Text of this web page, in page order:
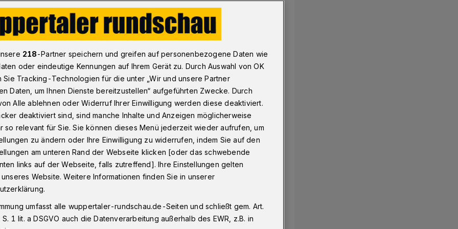
Für die 3. Liga braucht der WSV weitere Sponsoren​
braucht der WSV
schon weitaus turbulentere
Wuppertaler SV als die am
2023) im Barmer Bahnhof.
stellte dabei eine Rückkehr von
in das Gremium zur Diskussion.
218-Partner speichern und greifen auf personenbezogene Daten wie
oder eindeutige Kennungen auf Ihrem Gerät zu. Durch Auswahl von OK
Sie Tracking-Technologien für die unter „Wir und unsere Partner
Daten, um Ihnen Dienste bereitzustellen“ aufgeführten Zwecke. Durch
Alle ablehnen oder Widerruf Ihrer Einwilligung werden diese deaktiviert.
deaktiviert sind, sind manche Inhalte und Anzeigen möglicherweise
so relevant für Sie. Sie können dieses Menü jederzeit wieder aufrufen, um
zu ändern oder Ihre Einwilligung zu widerrufen, indem Sie auf den
am unteren Rand der Webseite klicken [oder das schwebende
links auf der Webseite, falls zutreffend]. Ihre Einstellungen gelten
Website. Weitere Informationen finden Sie in unserer
umfasst alle wuppertaler-rundschau.de-Seiten und schließt gem. Art.
1 lit. a DSGVO auch die Datenverarbeitung außerhalb des EWR, z.B. in